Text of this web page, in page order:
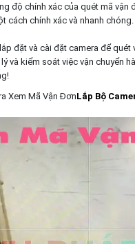
độ chính xác của quét mã vận
chính xác và nhanh chóng.
đặt và cài đặt camera để quét
và kiểm soát việc vận chuyển
Xem Mã Vận ĐơnLắp Bộ